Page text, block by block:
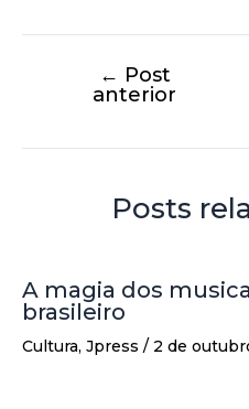
← Post
anterior
Posts
A magia dos
brasileiro
Cultura, Jpress / 2 de